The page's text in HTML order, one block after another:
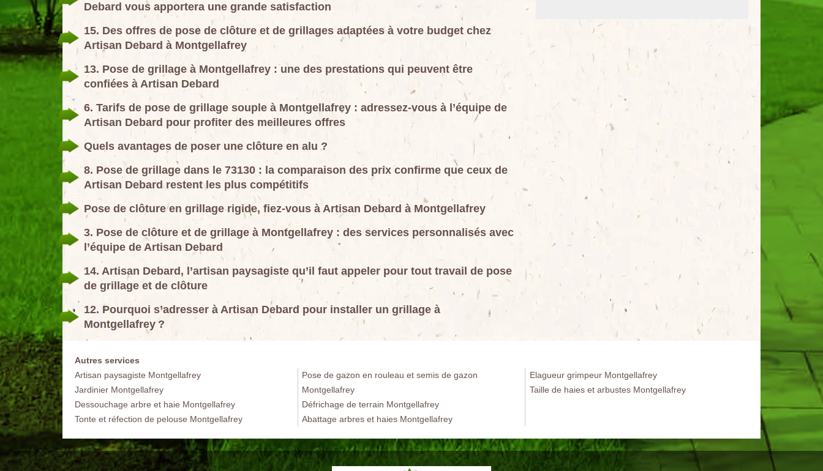
Debard vous apportera une grande satisfaction
15. Des offres de pose de clôture et de grillages adaptées à votre budget chez
Artisan Debard à Montgellafrey
13. Pose de grillage à Montgellafrey : une des prestations qui peuvent être
confiées à Artisan Debard
6. Tarifs de pose de grillage souple à Montgellafrey : adressez-vous à l’équipe de
Artisan Debard pour profiter des meilleures offres
Quels avantages de poser une clôture en alu ?
8. Pose de grillage dans le 73130 : la comparaison des prix confirme que ceux de
Artisan Debard restent les plus compétitifs
Pose de clôture en grillage rigide, fiez-vous à Artisan Debard à Montgellafrey
3. Pose de clôture et de grillage à Montgellafrey : des services personnalisés avec
l’équipe de Artisan Debard
14. Artisan Debard, l’artisan paysagiste qu’il faut appeler pour tout travail de pose
de grillage et de clôture
12. Pourquoi s’adresser à Artisan Debard pour installer un grillage à
Montgellafrey ?
Autres services
Artisan paysagiste Montgellafrey
Jardinier Montgellafrey
Dessouchage arbre et haie Montgellafrey
Tonte et réfection de pelouse Montgellafrey
Pose de gazon en rouleau et semis de gazon
Montgellafrey
Défrichage de terrain Montgellafrey
Abattage arbres et haies Montgellafrey
Elagueur grimpeur Montgellafrey
Taille de haies et arbustes Montgellafrey